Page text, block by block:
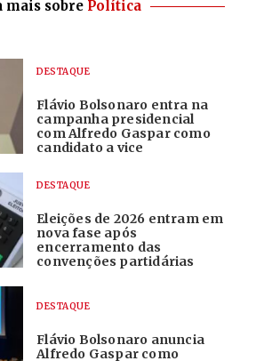
mais sobre Política
DESTAQUE
Flávio Bolsonaro entra na
campanha presidencial
com Alfredo Gaspar como
candidato a vice
DESTAQUE
Eleições de 2026 entram em
nova fase após
encerramento das
convenções partidárias
DESTAQUE
Flávio Bolsonaro anuncia
Alfredo Gaspar como